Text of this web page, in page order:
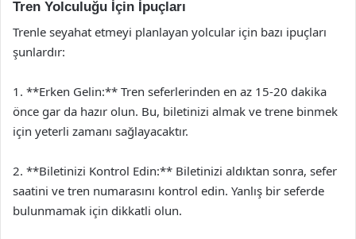
Tren Yolculuğu İçin İpuçları
Trenle seyahat etmeyi planlayan yolcular için bazı ipuçları
şunlardır:
1. **Erken Gelin:** Tren seferlerinden en az 15-20 dakika
önce gar da hazır olun. Bu, biletinizi almak ve trene binmek
için yeterli zamanı sağlayacaktır.
2. **Biletinizi Kontrol Edin:** Biletinizi aldıktan sonra, sefer
saatini ve tren numarasını kontrol edin. Yanlış bir seferde
bulunmamak için dikkatli olun.